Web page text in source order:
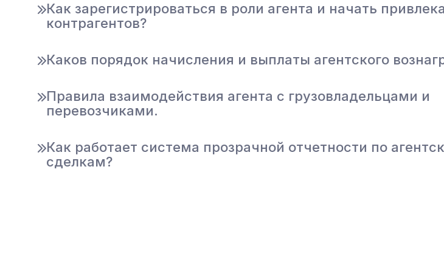
Как зарегистрироваться в роли агента и начать
контрагентов?
Каков порядок начисления и выплаты агентского
Правила взаимодействия агента с грузовладельцами и
перевозчиками.
Как работает система прозрачной отчетности по
сделкам?